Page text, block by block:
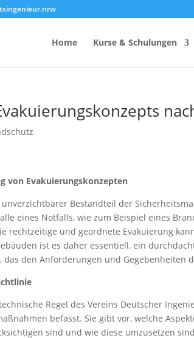
Home Kurse & Schulungen
Anzahl Brandschutzhelfer
von Evakuierungskonzepten
Bestandteil der
eines Notfalls, wie zum Beispiel eines
rechtzeitige und geordnete Evakuierung
ist es daher essentiell, ein
das den Anforderungen und Gegebenheiten
Regel des Vereins Deutscher
befasst. Sie gibt vor, welche
sind und wie diese umzusetzen